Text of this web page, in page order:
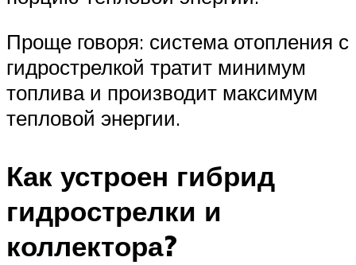
Проще говоря: система отопления с
гидрострелкой тратит минимум
топлива и производит максимум
тепловой энергии.
Как устроен гибрид
гидрострелки и
коллектора?